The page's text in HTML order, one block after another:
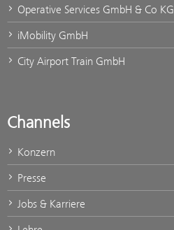
Operative Services GmbH & Co KG
iMobility GmbH
City Airport Train GmbH
Channels
Konzern
Presse
Jobs & Karriere